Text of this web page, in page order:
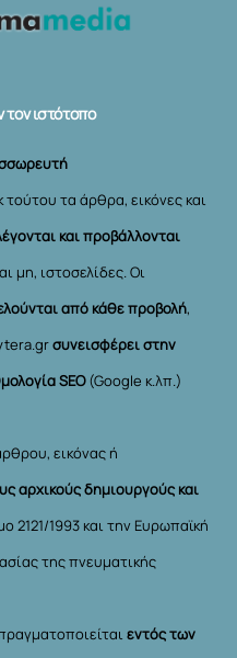
τον ιστότοπο
τα άρθρα, εικόνες και
και προβάλλονται
μη, ιστοσελίδες. Οι
από κάθε προβολή,
συνεισφέρει στην
SEO(Google κ.λπ.)
εικόνας ή
αρχικούς δημιουργούς και
2121/1993 και την Ευρωπαϊκή
της πνευματικής
εντός των